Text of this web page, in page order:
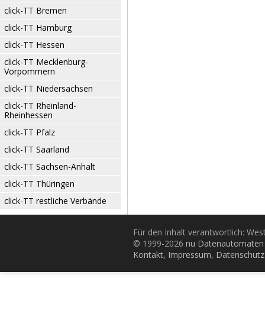
click-TT Bremen
click-TT Hamburg
click-TT Hessen
click-TT Mecklenburg-
Vorpommern
click-TT Niedersachsen
click-TT Rheinland-
Rheinhessen
click-TT Pfalz
click-TT Saarland
click-TT Sachsen-Anhalt
click-TT Thüringen
click-TT restliche Verbände
Für den Inhalt verantwortlich:
© 1999-2026 nu
Kontakt, Impressum, Datenschutz